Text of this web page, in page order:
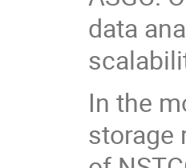
data
In the
storage